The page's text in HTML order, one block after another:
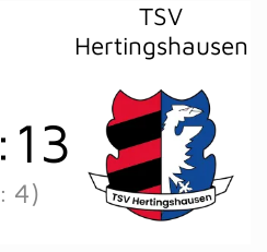
TSV
Hertingshausen
: 13
: 4)